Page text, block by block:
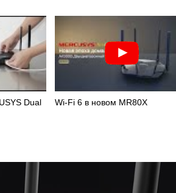
Dual
Wi-Fi 6 в новом MR80X